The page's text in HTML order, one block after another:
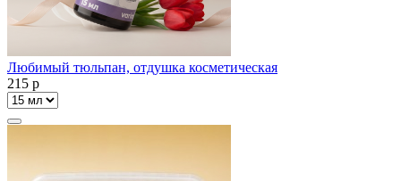
Любимый тюльпан, отдушка косметическая
215 p